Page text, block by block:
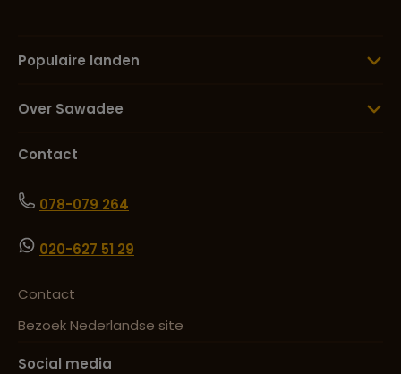
Populaire landen
Over Sawadee
Contact
078-079 264
020-627 51 29
Contact
Bezoek Nederlandse site
Social media